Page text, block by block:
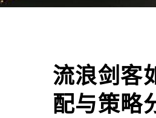
流浪剑客
配与策略